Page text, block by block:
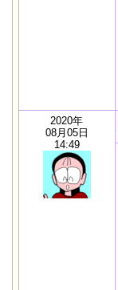
2020年
08月05日
14:49